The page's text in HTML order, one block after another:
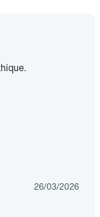
26/03/2026